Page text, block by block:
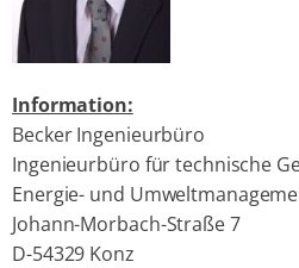
Information:
Becker Ingenieurbüro
Ingenieurbüro für technische
Energie- und
Johann-Morbach-Straße 7
D-54329 Konz